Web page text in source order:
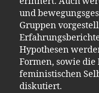
und
Gruppen
Hypothesen
Formen, sowie die
feministischen
diskutiert.